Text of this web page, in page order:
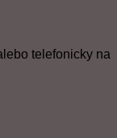
telefonicky na